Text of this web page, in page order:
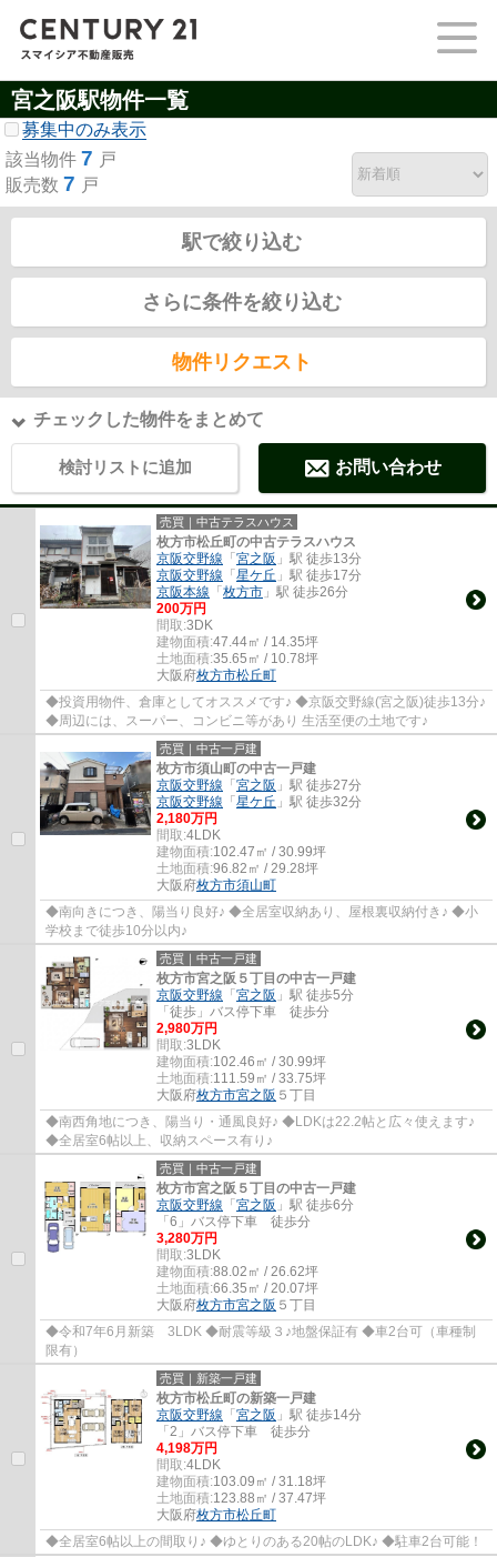
宮之阪駅物件一覧
募集中のみ表示
該当物件 7 戸
販売数 7 戸
駅で絞り込む
さらに条件を絞り込む
物件リクエスト
チェックした物件をまとめて
検討リストに追加 お問い合わせ
売買｜中古テラスハウス
枚方市松丘町の中古テラスハウス
京阪交野線 「宮之阪 」駅 徒歩13分
京阪交野線 「星ケ丘 」駅 徒歩17分
京阪本線 「枚方市 」駅 徒歩26分
200万円
間取:3DK
建物面積:47.44㎡ / 14.35坪
土地面積:35.65㎡ / 10.78坪
大阪府枚方市松丘町
◆投資用物件、倉庫としてオススメです♪ ◆京阪交野線(宮之阪)徒歩13分♪
◆周辺には、スーパー、コンビニ等があり 生活至便の土地です♪
売買｜中古一戸建
枚方市須山町の中古一戸建
京阪交野線 「宮之阪 」駅 徒歩27分
京阪交野線 「星ケ丘 」駅 徒歩32分
2,180万円
間取:4LDK
建物面積:102.47㎡ / 30.99坪
土地面積:96.82㎡ / 29.28坪
大阪府枚方市須山町
◆南向きにつき、陽当り良好♪ ◆全居室収納あり、屋根裏収納付き♪ ◆小
学校まで徒歩10分以内♪
売買｜中古一戸建
枚方市宮之阪５丁目の中古一戸建
京阪交野線 「宮之阪 」駅 徒歩5分
「徒歩」バス停下車 徒歩分
2,980万円
間取:3LDK
建物面積:102.46㎡ / 30.99坪
土地面積:111.59㎡ / 33.75坪
大阪府枚方市宮之阪 ５丁目
◆南西角地につき、陽当り・通風良好♪ ◆LDKは22.2帖と広々使えます♪
◆全居室6帖以上、収納スペース有り♪
売買｜中古一戸建
枚方市宮之阪５丁目の中古一戸建
京阪交野線 「宮之阪 」駅 徒歩6分
「6」バス停下車 徒歩分
3,280万円
間取:3LDK
建物面積:88.02㎡ / 26.62坪
土地面積:66.35㎡ / 20.07坪
大阪府枚方市宮之阪 ５丁目
◆令和7年6月新築 3LDK ◆耐震等級３♪地盤保証有 ◆車2台可（車種制
限有）
売買｜新築一戸建
枚方市松丘町の新築一戸建
京阪交野線 「宮之阪 」駅 徒歩14分
「2」バス停下車 徒歩分
4,198万円
間取:4LDK
建物面積:103.09㎡ / 31.18坪
土地面積:123.88㎡ / 37.47坪
大阪府枚方市松丘町
◆全居室6帖以上の間取り♪ ◆ゆとりのある20帖のLDK♪ ◆駐車2台可能！